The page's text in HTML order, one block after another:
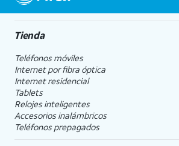
Tienda
Teléfonos móviles
Internet por fibra óptica
Internet residencial
Tablets
Relojes inteligentes
Accesorios inalámbricos
Teléfonos prepagados